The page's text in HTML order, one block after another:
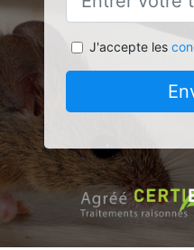
J'accepte les